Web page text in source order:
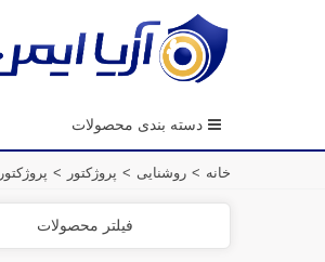
دسته بندی محصولات
خانه > روشنایی > پروژکتور > پروژکتور LED
فیلتر محصولات